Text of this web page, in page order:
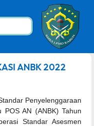
ANBK 2022
Penyelenggaraan
AN (ANBK) Tahun
Standar Asesmen